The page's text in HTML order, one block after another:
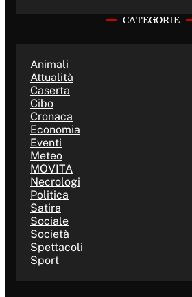
CATEGORIE
Animali
Attualità
Caserta
Cibo
Cronaca
Economia
Eventi
Meteo
MOVITA
Necrologi
Politica
Satira
Sociale
Società
Spettacoli
Sport